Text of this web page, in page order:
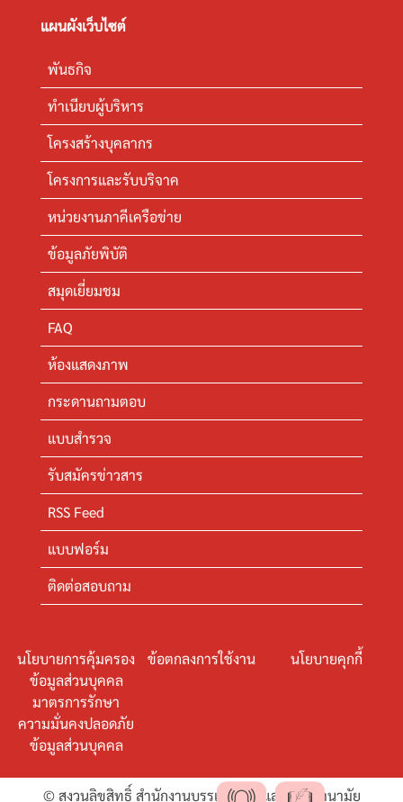
แผนผังเว็บไซต์
พันธกิจ
ทำเนียบผู้บริหาร
โครงสร้างบุคลากร
โครงการและรับบริจาค
หน่วยงานภาคีเครือข่าย
ข้อมูลภัยพิบัติ
สมุดเยี่ยมชม
FAQ
ห้องแสดงภาพ
กระดานถามตอบ
แบบสำรวจ
รับสมัครข่าวสาร
RSS Feed
แบบฟอร์ม
ติดต่อสอบถาม
นโยบายการคุ้มครอง
ข้อมูลส่วนบุคคล
ข้อตกลงการใช้งาน นโยบายคุกกี้
มาตรการรักษา
ความมั่นคงปลอดภัย
ข้อมูลส่วนบุคคล
© สงวนลิขสิทธิ์ สำนักงานบรรเทาทุกข์และประชานามัย